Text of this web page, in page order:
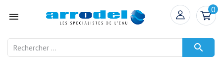

0
